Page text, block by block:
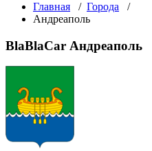
Главная / Города /
Андреаполь
BlaBlaCar Андреаполь